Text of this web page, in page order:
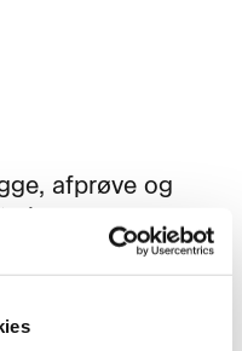
afprøve og
anlæg med